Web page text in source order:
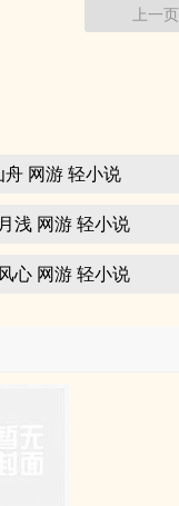
上一页
舟 网游 轻小说
浅 网游 轻小说
心 网游 轻小说